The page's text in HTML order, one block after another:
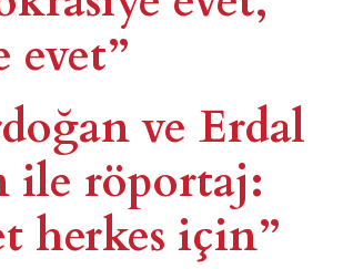
evet”
ve Erdal
ile röportaj:
herkes için”